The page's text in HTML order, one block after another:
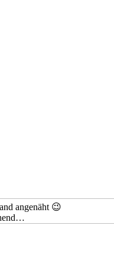
angenäht 😉